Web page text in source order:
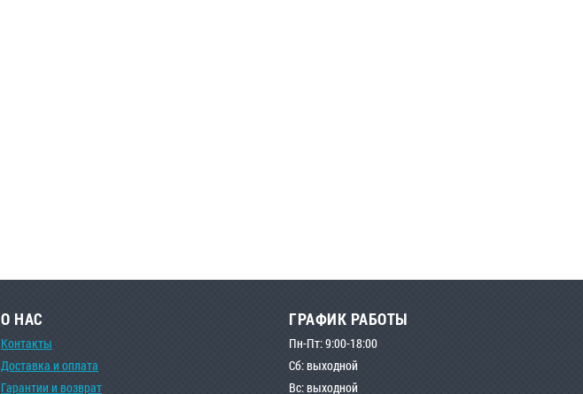
О НАС
Контакты
Доставка и оплата
Гарантии и возврат
ГРАФИК РАБОТЫ
Пн-Пт: 9:00-18:00
Сб: выходной
Вс: выходной